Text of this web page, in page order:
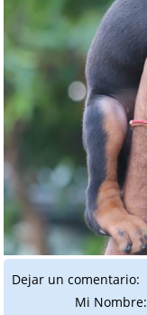
Dejar un comentario:
Mi Nombre: